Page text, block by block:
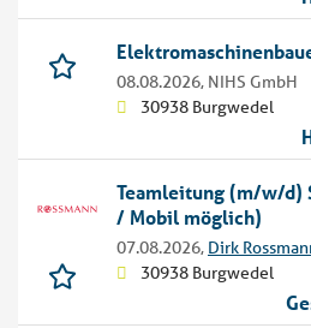
08.08.2026, NIHS GmbH
30938 Burgwedel
Teamleitung (m/w/d)
/ Mobil möglich)
07.08.2026, Dirk
30938 Burgwedel